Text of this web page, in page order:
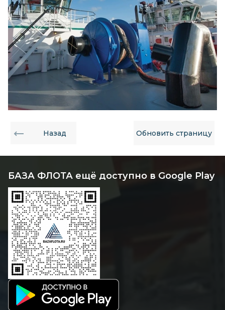
Назад Обновить страницу
БАЗА ФЛОТА ещё доступно в Google Play